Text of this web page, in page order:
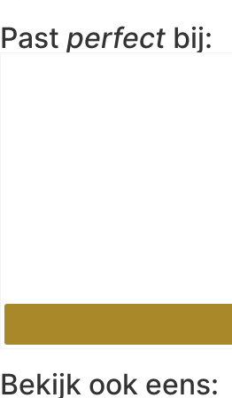
Past perfect bij:
Bekijk ook eens: